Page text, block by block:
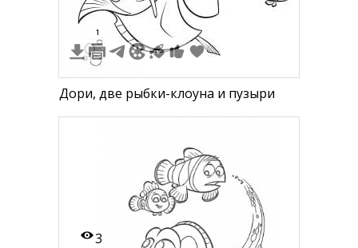
1
Дори, две рыбки-клоуна и пузыри
3